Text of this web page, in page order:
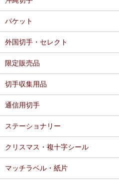
パケット
外国切手・セレクト
限定販売品
切手収集用品
通信用切手
ステーショナリー
クリスマス・複十字シール
マッチラベル・紙片